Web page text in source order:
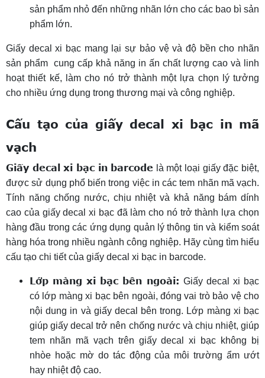
sản phẩm nhỏ đến những nhãn lớn cho các bao bì sản
phẩm lớn.
Giấy decal xi bạc mang lại sự bảo vệ và độ bền cho nhãn
sản phẩm cung cấp khả năng in ấn chất lượng cao và linh
hoạt thiết kế, làm cho nó trở thành một lựa chọn lý tưởng
cho nhiều ứng dụng trong thương mại và công nghiệp.
Cấu tạo của giấy decal xi bạc in mã
vạch
Giấy decal xi bạc in barcode là một loại giấy đặc biệt,
được sử dụng phổ biến trong việc in các tem nhãn mã vạch.
Tính năng chống nước, chịu nhiệt và khả năng bám dính
cao của giấy decal xi bạc đã làm cho nó trở thành lựa chọn
hàng đầu trong các ứng dụng quản lý thông tin và kiểm soát
hàng hóa trong nhiều ngành công nghiệp. Hãy cùng tìm hiểu
cấu tạo chi tiết của giấy decal xi bạc in barcode.
Lớp màng xi bạc bên ngoài: Giấy decal xi bạc
có lớp màng xi bạc bên ngoài, đóng vai trò bảo vệ cho
nội dung in và giấy decal bên trong. Lớp màng xi bạc
giúp giấy decal trở nên chống nước và chịu nhiệt, giúp
tem nhãn mã vạch trên giấy decal xi bạc không bị
nhòe hoặc mờ do tác động của môi trường ẩm ướt
hay nhiệt độ cao.